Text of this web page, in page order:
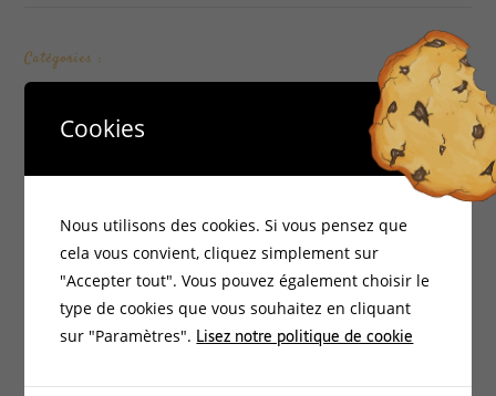
Catégories :
Accueil
Bio-Environnement
Energies Vitales
Formations
Habitat Santé
Cookies
Nous utilisons des cookies. Si vous pensez que
cela vous convient, cliquez simplement sur
"Accepter tout". Vous pouvez également choisir le
type de cookies que vous souhaitez en cliquant
sur "Paramètres". Lisez notre politique de cookie